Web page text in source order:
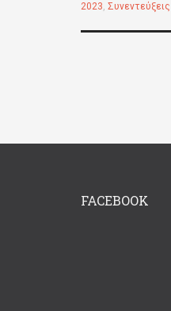
2023, Συνεντεύξεις
FACEBOOK